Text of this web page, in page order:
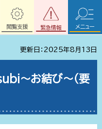
緊急情報
閲覧支援 メニュー
更新日：2025年8月13日
～お結び～（要